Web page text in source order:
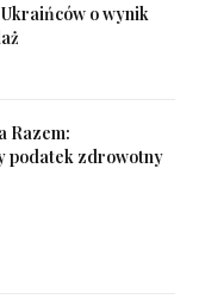
o wynik
Razem:
podatek zdrowotny